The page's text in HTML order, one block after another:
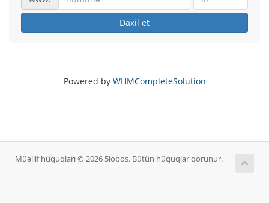
Daxil et
Powered by WHMCompleteSolution
Müəllif hüquqları © 2026 5lobos. Bütün hüquqlar qorunur.